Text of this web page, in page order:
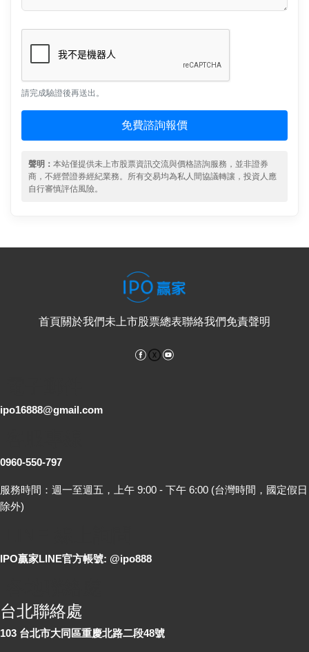
請完成驗證後再送出。
免費諮詢報價
聲明： 本站僅提供未上市股票資訊交流與價格諮詢服務，並非證券
商，不經營證券經紀業務。所有交易均為私人間協議轉讓，投資人應
自行審慎評估風險。
首頁關於我們未上市股票總表聯絡我們免責聲明
Facebook
ipo16888@gmail.com
0960-550-797
服務時間：週一至週五，上午 9:00 - 下午 6:00 (台灣時間，國定假日
除外)
IPO贏家LINE官方帳號: @ipo888
台北聯絡處
103 台北市大同區重慶北路二段48號